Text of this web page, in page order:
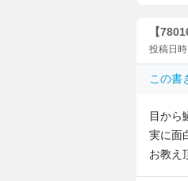
【
投稿日
この書
目から
実に面
お教え